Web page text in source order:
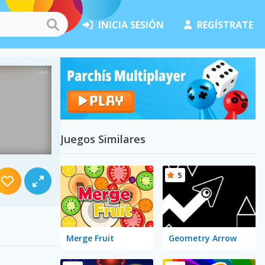
INICIA SESIÓN REGÍSTRATE
Juegos Similares
Merge Fruit Geometry Arrow
5